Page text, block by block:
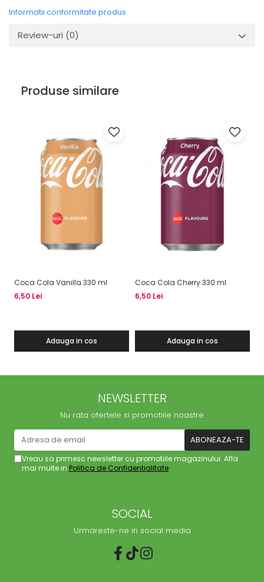
Informatii conformitate produs
Review-uri (0)
Produse similare
Coca Cola Vanilla 330 ml
6,50 Lei
Adauga in cos
Coca Cola Cherry 330 ml
6,50 Lei
Adauga in cos
NEWSLETTER
Nu rata ofertele si promotiile noastre
Vreau sa primesc newsletter cu promotiile magazinului. Afla
mai multe in Politica de Confidentialitate
SOCIAL
Urmareste-ne in social media